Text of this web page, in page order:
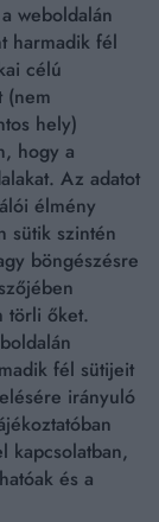
weboldalán
harmadik fél
célú
(nem
hely)
hogy a
Az adatot
élmény
sütik szintén
böngészésre
törli őket.
fél sütijeit
irányuló
kapcsolatban,
és a